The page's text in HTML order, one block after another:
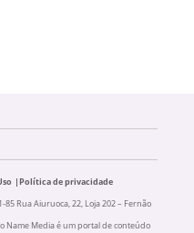
Política de privacidade
85 Rua Aiuruoca, 22, Loja 202 – Fernão
Name Media é um portal de conteúdo